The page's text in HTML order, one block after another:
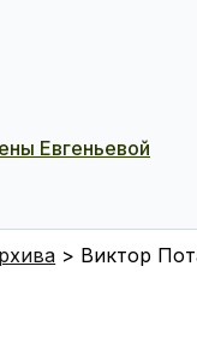
Евгеньевой
Виктор